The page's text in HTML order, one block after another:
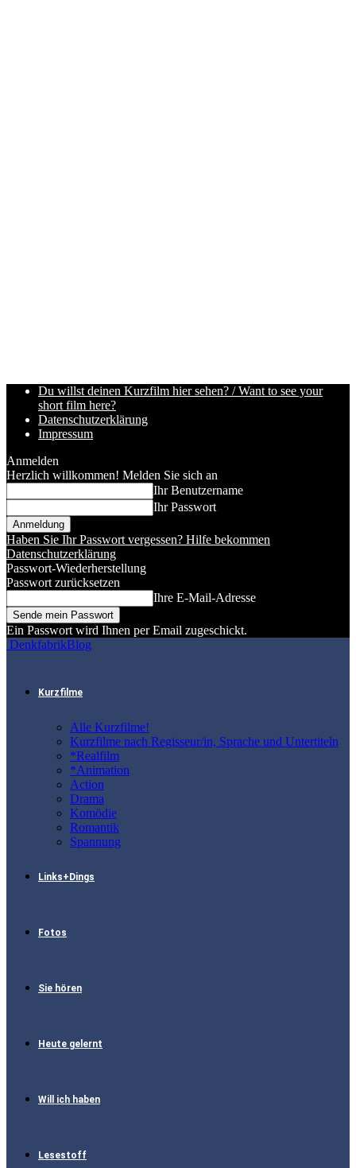
Du willst deinen Kurzfilm hier sehen? / Want to see your
short film here?
Datenschutzerklärung
Impressum
Anmelden
Herzlich willkommen! Melden Sie sich an
Ihr Benutzername
Ihr Passwort
Haben Sie Ihr Passwort vergessen? Hilfe bekommen
Datenschutzerklärung
Passwort-Wiederherstellung
Passwort zurücksetzen
Ihre E-Mail-Adresse
Ein Passwort wird Ihnen per Email zugeschickt.
DenkfabrikBlog
Kurzfilme
Alle Kurzfilme!
Kurzfilme nach Regisseur/in, Sprache und Untertiteln
*Realfilm
*Animation
Action
Drama
Komödie
Romantik
Spannung
Links+Dings
Fotos
Sie hören
Heute gelernt
Will ich haben
Lesestoff